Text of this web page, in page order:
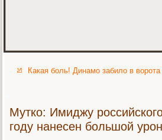
Какая боль! Динамо забило в
Мутко: Имиджу
году нанесен большой урон